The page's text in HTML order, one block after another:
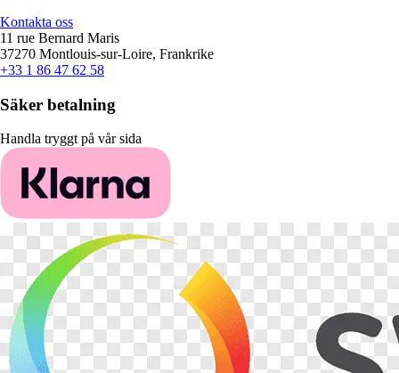
Kontakta oss
11 rue Bernard Maris
37270 Montlouis-sur-Loire, Frankrike
+33 1 86 47 62 58
Säker betalning
Handla tryggt på vår sida